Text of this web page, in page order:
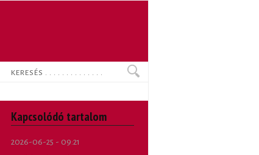
Keresés
Kapcsolódó tartalom
2026-06-25 - 09:21